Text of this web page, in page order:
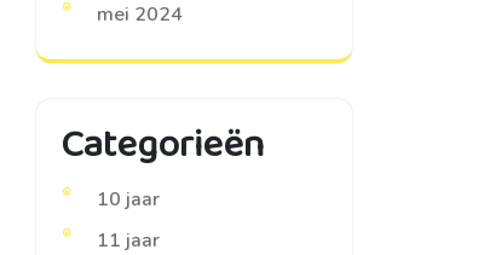
mei 2024
Categorieën
10 jaar
11 jaar